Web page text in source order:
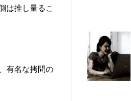
は推し量るこ
有名な拷問の